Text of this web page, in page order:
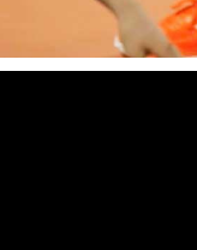
VOKKERO
équipes terrains des sites